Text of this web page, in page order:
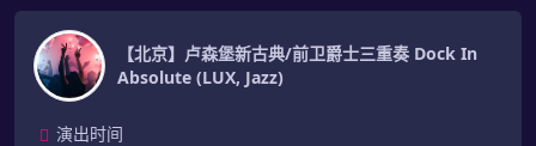
【北京】卢森堡新古典/前卫爵士三重奏 Dock In
Absolute (LUX, Jazz)
演出时间